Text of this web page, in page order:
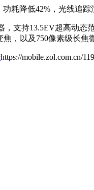
耗降低42%，光线追踪
支持13.5EV超高动
，以及750像素级长焦
https://mobile.zol.com.cn/